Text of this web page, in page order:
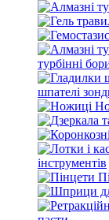
турбінні
шпателі
інструментів